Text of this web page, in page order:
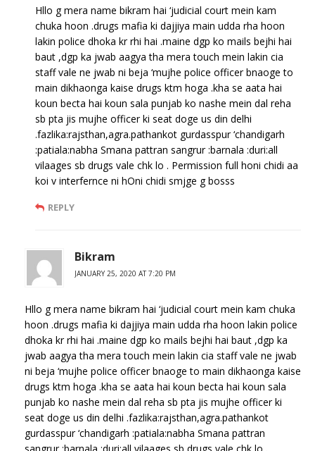
Hllo g mera name bikram hai ‘judicial court mein kam
chuka hoon .drugs mafia ki dajjiya main udda rha hoon
lakin police dhoka kr rhi hai .maine dgp ko mails bejhi hai
baut ,dgp ka jwab aagya tha mera touch mein lakin cia
staff vale ne jwab ni beja ‘mujhe police officer bnaoge to
main dikhaonga kaise drugs ktm hoga .kha se aata hai
koun becta hai koun sala punjab ko nashe mein dal reha
sb pta jis mujhe officer ki seat doge us din delhi
.fazlika:rajsthan,agra.pathankot gurdasspur ‘chandigarh
:patiala:nabha Smana pattran sangrur :barnala :duri:all
vilaages sb drugs vale chk lo . Permission full honi chidi aa
koi v interfernce ni hOni chidi smjge g bosss
REPLY
Bikram
JANUARY 25, 2020 AT 7:20 PM
Hllo g mera name bikram hai ‘judicial court mein kam chuka
hoon .drugs mafia ki dajjiya main udda rha hoon lakin police
dhoka kr rhi hai .maine dgp ko mails bejhi hai baut ,dgp ka
jwab aagya tha mera touch mein lakin cia staff vale ne jwab
ni beja ‘mujhe police officer bnaoge to main dikhaonga kaise
drugs ktm hoga .kha se aata hai koun becta hai koun sala
punjab ko nashe mein dal reha sb pta jis mujhe officer ki
seat doge us din delhi .fazlika:rajsthan,agra.pathankot
gurdasspur ‘chandigarh :patiala:nabha Smana pattran